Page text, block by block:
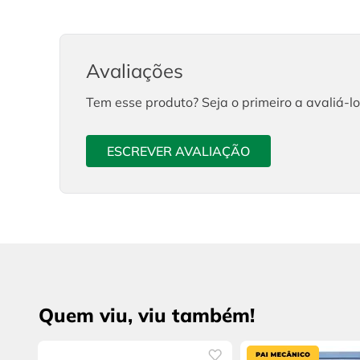
Avaliações
Tem esse produto? Seja o primeiro a avaliá-
ESCREVER AVALIAÇÃO
Quem viu, viu também!